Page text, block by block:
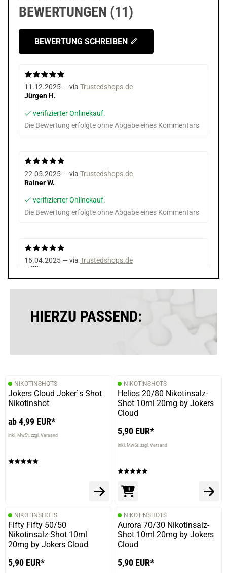
BEWERTUNGEN (11)
BEWERTUNG SCHREIBEN
11.12.2025 — via Trustedshops.de
Jürgen H.
verifizierter Onlinekauf.
Die Bewertung erfolgte ohne Abgabe eines Kommentars
22.05.2025 — via Trustedshops.de
Rainer W.
verifizierter Onlinekauf.
Die Bewertung erfolgte ohne Abgabe eines Kommentars
16.04.2025 — via Trustedshops.de
Willi G.
Nadja S.
Mag die Aromen von Dash One.
30.04.2024 — via
Trustedshops.de
verifizierter Onlinekauf.
Die Bewertung erfolgte ohne Abgabe eines Kommentars
13.09.2022 — via
Trustedshops.de
Timo P.
verifizierter Onlinekauf.
Die Bewertung erfolgte ohne Abgabe eines Kommentars
HIERZU PASSEND:
NIKOTINSHOTS
Jokers Cloud Joker`s Shot
Nikotinshot
ab 4,99 EUR*
inkl. MwSt. zzgl. Versand
NIKOTINSHOTS
Helios 20/80 Nikotinsalz-
Shot 10ml 20mg by Jokers
Cloud
5,90 EUR*
inkl. MwSt. zzgl. Versand
NIKOTINSHOTS
Fifty Fifty 50/50
Nikotinsalz-Shot 10ml
20mg by Jokers Cloud
5,90 EUR*
NIKOTINSHOTS
Aurora 70/30 Nikotinsalz-
Shot 10ml 20mg by Jokers
Cloud
5,90 EUR*